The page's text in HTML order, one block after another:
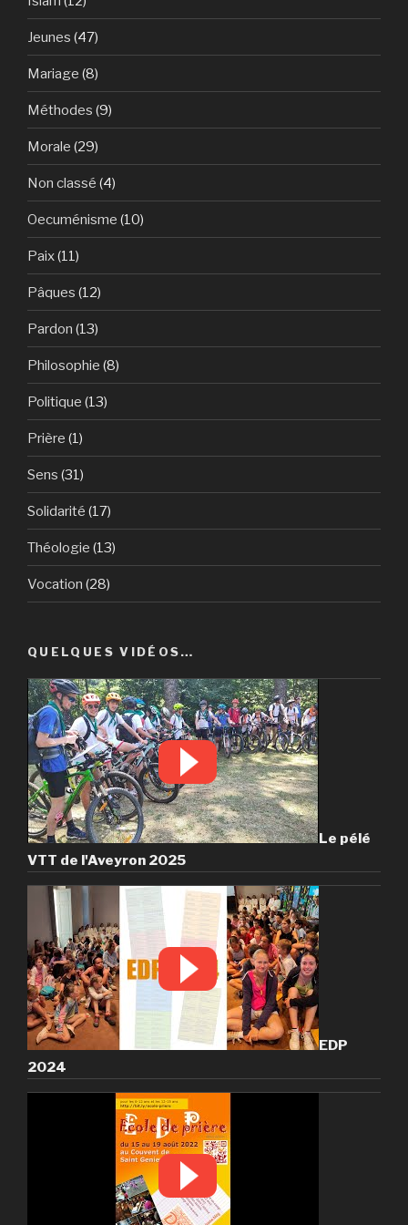
Jeunes (47)
Mariage (8)
Méthodes (9)
Morale (29)
Non classé (4)
Oecuménisme (10)
Paix(11)
Pâques (12)
Pardon (13)
Philosophie (8)
Politique (13)
Prière (1)
Sens (31)
Solidarité (17)
Théologie (13)
Vocation (28)
QUELQUES VIDÉOS…
Le pélé
VTT de l'Aveyron 2025
EDP
2024